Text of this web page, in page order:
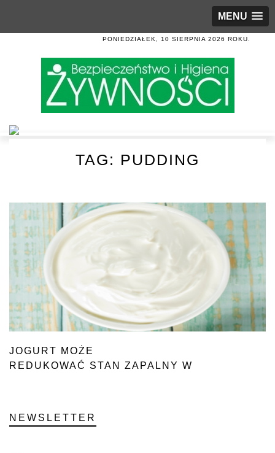
MENU
PONIEDZIAŁEK, 10 SIERPNIA 2026 ROKU.
TAG: PUDDING
JOGURT MOŻE
REDUKOWAĆ STAN ZAPALNY W
NEWSLETTER